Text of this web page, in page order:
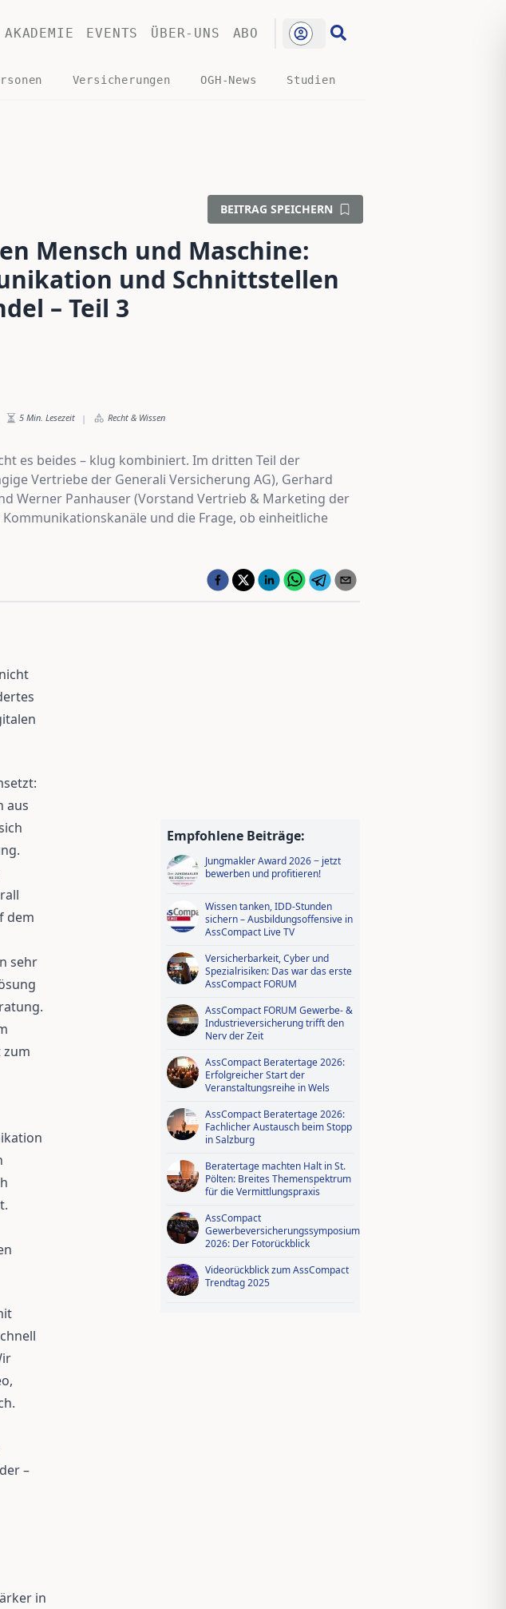
AKADEMIE EVENTS ÜBER-UNS ABO
Versicherungen OGH-News Studien
BEITRAG SPEICHERN
Mensch und Maschine:
und Schnittstellen
– Teil 3
5 Min. Lesezeit | Recht & Wissen
es beides – klug kombiniert. Im dritten Teil der
Vertriebe der Generali Versicherung AG), Gerhard
Werner Panhauser (Vorstand Vertrieb & Marketing der
und die Frage, ob einheitliche
aus
dem
sehr
zum
–
in
Empfohlene Beiträge:
Jungmakler Award 2026 − jetzt
bewerben und profitieren!
Wissen tanken, IDD-Stunden
sichern – Ausbildungsoffensive in
AssCompact Live TV
Versicherbarkeit, Cyber und
Spezialrisiken: Das war das erste
AssCompact FORUM
AssCompact FORUM Gewerbe- &
Industrieversicherung trifft den
Nerv der Zeit
AssCompact Beratertage 2026:
Erfolgreicher Start der
Veranstaltungsreihe in Wels
AssCompact Beratertage 2026:
Fachlicher Austausch beim Stopp
in Salzburg
Beratertage machten Halt in St.
Pölten: Breites Themenspektrum
für die Vermittlungspraxis
AssCompact
Gewerbeversicherungssymposium
2026: Der Fotorückblick
Videorückblick zum AssCompact
Trendtag 2025